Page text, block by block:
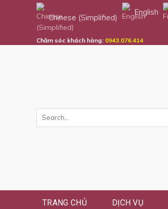
Chinese (Simplified)
English
Chăm sóc khách hàng: 0943.076.414
TRANG CHỦ DỊCH VỤ